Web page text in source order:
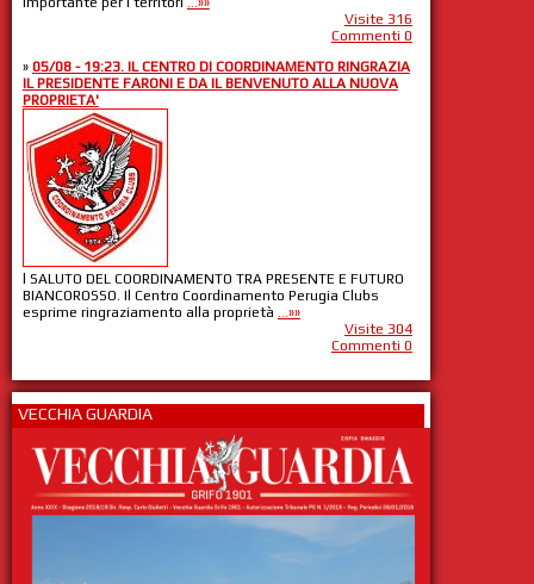
Visite 316
Commenti 0
» 05/08 - 19:23. IL CENTRO DI COORDINAMENTO RINGRAZIA
IL PRESIDENTE FARONI E DA IL BENVENUTO ALLA NUOVA
PROPRIETA'
l SALUTO DEL COORDINAMENTO TRA PRESENTE E FUTURO
BIANCOROSSO. Il Centro Coordinamento Perugia Clubs
esprime ringraziamento alla proprietà ...»»
Visite 304
Commenti 0
VECCHIA GUARDIA